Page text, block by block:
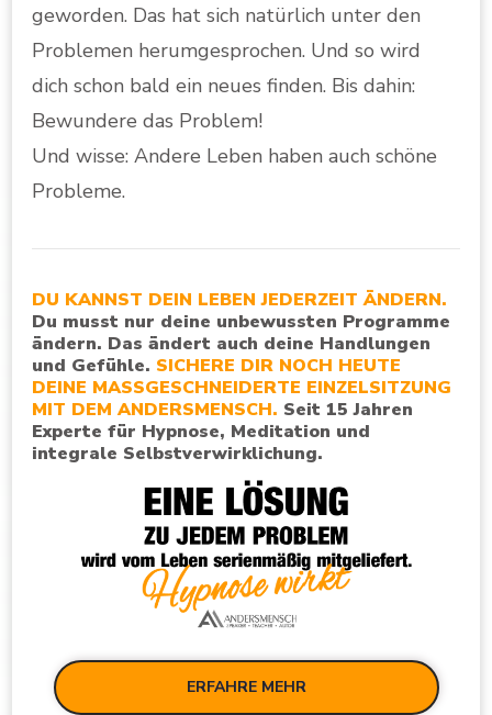
geworden. Das hat sich natürlich unter den
Problemen herumgesprochen. Und so wird
dich schon bald ein neues finden. Bis dahin:
Bewundere das Problem!
Und wisse: Andere Leben haben auch schöne
Probleme.
DU KANNST DEIN LEBEN JEDERZEIT ÄNDERN.
Du musst nur deine unbewussten Programme
ändern. Das ändert auch deine Handlungen
und Gefühle. SICHERE DIR NOCH HEUTE
DEINE MASSGESCHNEIDERTE EINZELSITZUNG
MIT DEM ANDERSMENSCH. Seit 15 Jahren
Experte für Hypnose, Meditation und
integrale Selbstverwirklichung.
ERFAHRE MEHR